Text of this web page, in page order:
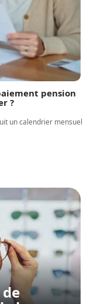
pension
?
un calendrier mensuel